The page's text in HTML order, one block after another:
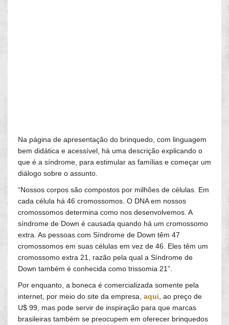
Na página de apresentação do brinquedo, com linguagem
bem didática e acessível, há uma descrição explicando o
que é a síndrome, para estimular as famílias e começar um
diálogo sobre o assunto.
“Nossos corpos são compostos por milhões de células. Em
cada célula há 46 cromossomos. O DNA em nossos
cromossomos determina como nos desenvolvemos. A
síndrome de Down é causada quando há um cromossomo
extra. As pessoas com Síndrome de Down têm 47
cromossomos em suas células em vez de 46. Eles têm um
cromossomo extra 21, razão pela qual a Síndrome de
Down também é conhecida como trissomia 21”.
Por enquanto, a boneca é comercializada somente pela
internet, por meio do site da empresa, aqui , ao preço de
U$ 99, mas pode servir de inspiração para que marcas
brasileiras também se preocupem em oferecer brinquedos